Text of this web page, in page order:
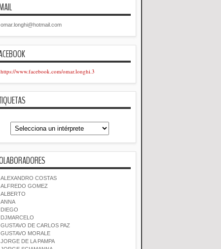
omar.longhi@hotmail.com
https://www.facebook.com/omar.longhi.3
ALEXANDRO COSTAS
ALFREDO GOMEZ
ALBERTO
ANNA
DIEGO
DJMARCELO
GUSTAVO DE CARLOS PAZ
GUSTAVO MORALE
JORGE DE LA PAMPA